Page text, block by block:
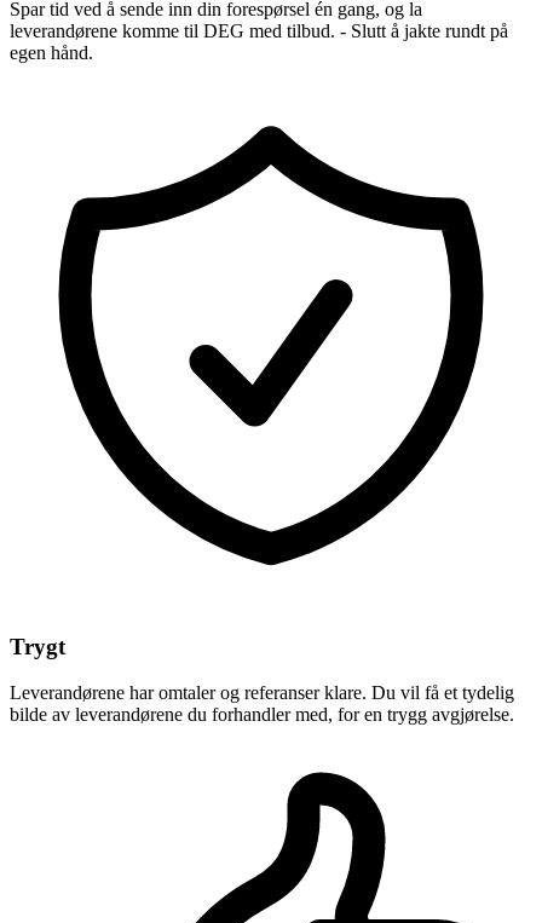
Spar tid ved å sende inn din forespørsel én gang, og la
leverandørene komme til DEG med tilbud. - Slutt å jakte rundt på
egen hånd.
Trygt
Leverandørene har omtaler og referanser klare. Du vil få et tydelig
bilde av leverandørene du forhandler med, for en trygg avgjørelse.